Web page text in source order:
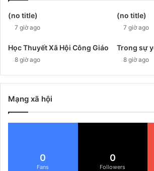
(no title)
7 giờ ago
(no title)
7 giờ ago
Học Thuyết Xã Hội Công Giáo
8 giờ ago
Trong sự
8 giờ ago
Mạng xã hội
0
Fans
0
Followers